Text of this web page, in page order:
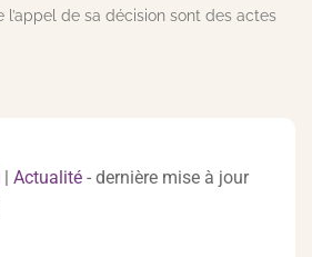
l’appel de sa décision sont des actes
| Actualité - dernière mise à jour